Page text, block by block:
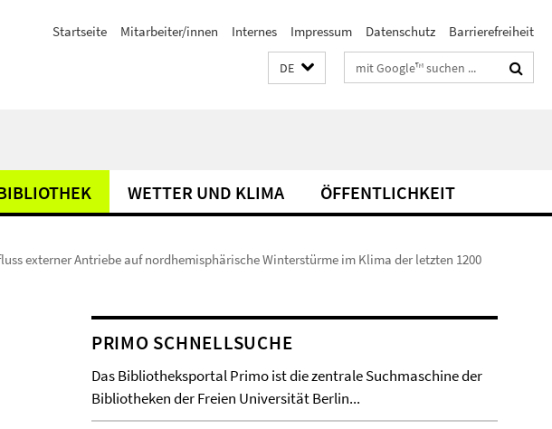
Startseite Mitarbeiter/innen Internes Impressum Datenschutz Barrierefreiheit
DE Suchbegriffe
WETTER UND KLIMA ÖFFENTLICHKEIT
externer Antriebe auf nordhemisphärische Winterstürme im Klima der letzten 1200
PRIMO SCHNELLSUCHE
Das Bibliotheksportal Primo ist die zentrale Suchmaschine der
Bibliotheken der Freien Universität Berlin...